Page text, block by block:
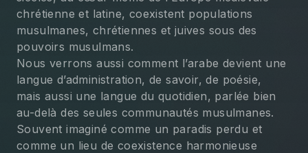
chrétienne et latine, coexistent populations
musulmanes, chrétiennes et juives sous des
pouvoirs musulmans.
Nous verrons aussi comment l’arabe devient une
langue d’administration, de savoir, de poésie,
mais aussi une langue du quotidien, parlée bien
au-delà des seules communautés musulmanes.
Souvent imaginé comme un paradis perdu et
comme un lieu de coexistence harmonieuse